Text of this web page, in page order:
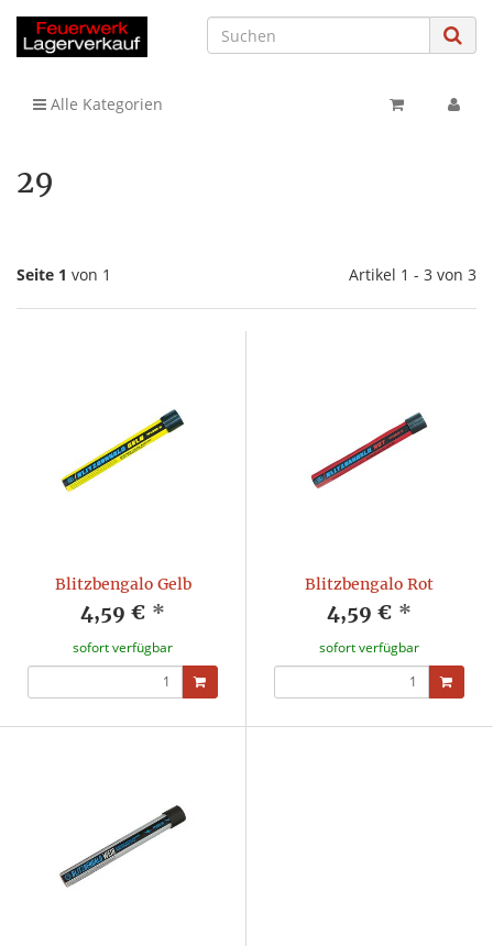
Alle Kategorien
29
Seite 1 von 1 Artikel 1 - 3 von 3
Blitzbengalo Gelb
4,59 € *
sofort verfügbar
Blitzbengalo Rot
4,59 € *
sofort verfügbar